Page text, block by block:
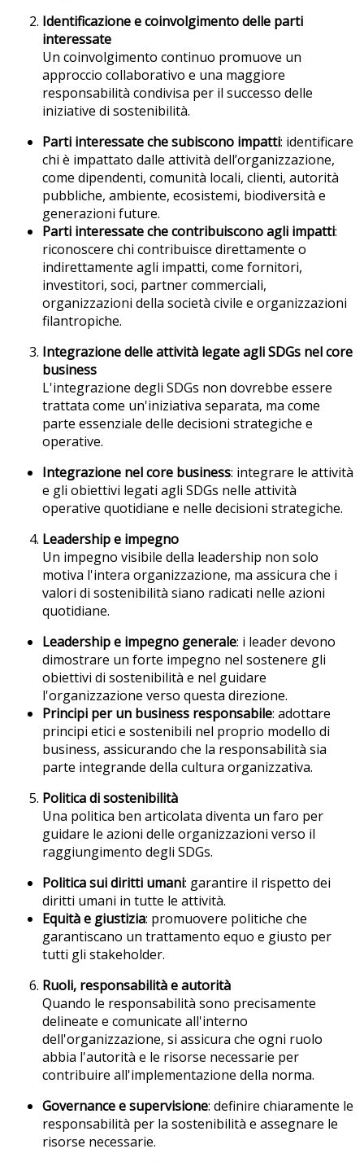
Identificazione e coinvolgimento delle parti
interessate
Un coinvolgimento continuo promuove un
approccio collaborativo e una maggiore
responsabilità condivisa per il successo delle
iniziative di sostenibilità.
Parti interessate che subiscono impatti: identificare
chi è impattato dalle attività dell’organizzazione,
come dipendenti, comunità locali, clienti, autorità
pubbliche, ambiente, ecosistemi, biodiversità e
generazioni future.
Parti interessate che contribuiscono agli impatti:
riconoscere chi contribuisce direttamente o
indirettamente agli impatti, come fornitori,
investitori, soci, partner commerciali,
organizzazioni della società civile e organizzazioni
filantropiche.
Integrazione delle attività legate agli SDGs nel core
business
L'integrazione degli SDGs non dovrebbe essere
trattata come un'iniziativa separata, ma come
parte essenziale delle decisioni strategiche e
operative.
Integrazione nel core business: integrare le attività
e gli obiettivi legati agli SDGs nelle attività
operative quotidiane e nelle decisioni strategiche.
Leadership e impegno
Un impegno visibile della leadership non solo
motiva l'intera organizzazione, ma assicura che i
valori di sostenibilità siano radicati nelle azioni
quotidiane.
Leadership e impegno generale: i leader devono
dimostrare un forte impegno nel sostenere gli
obiettivi di sostenibilità e nel guidare
l'organizzazione verso questa direzione.
Principi per un business responsabile: adottare
principi etici e sostenibili nel proprio modello di
business, assicurando che la responsabilità sia
parte integrande della cultura organizzativa.
Politica di sostenibilità
Una politica ben articolata diventa un faro per
guidare le azioni delle organizzazioni verso il
raggiungimento degli SDGs.
Politica sui diritti umani: garantire il rispetto dei
diritti umani in tutte le attività.
Equità e giustizia: promuovere politiche che
garantiscano un trattamento equo e giusto per
tutti gli stakeholder.
Ruoli, responsabilità e autorità
Quando le responsabilità sono precisamente
delineate e comunicate all'interno
dell'organizzazione, si assicura che ogni ruolo
abbia l'autorità e le risorse necessarie per
contribuire all'implementazione della norma.
Governance e supervisione: definire chiaramente le
responsabilità per la sostenibilità e assegnare le
risorse necessarie.